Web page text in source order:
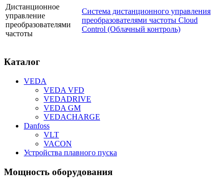
Дистанционное
управление
преобразователями
частоты
Система дистанционного управления
преобразователями частоты Cloud
Control (Облачный контроль)
Каталог
VEDA
VEDA VFD
VEDADRIVE
VEDA GM
VEDACHARGE
Danfoss
VLT
VACON
Устройства плавного пуска
Мощность оборудования